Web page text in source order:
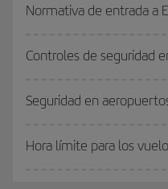
Normativa de entrada a
Controles de seguridad
Seguridad en
Hora límite para los